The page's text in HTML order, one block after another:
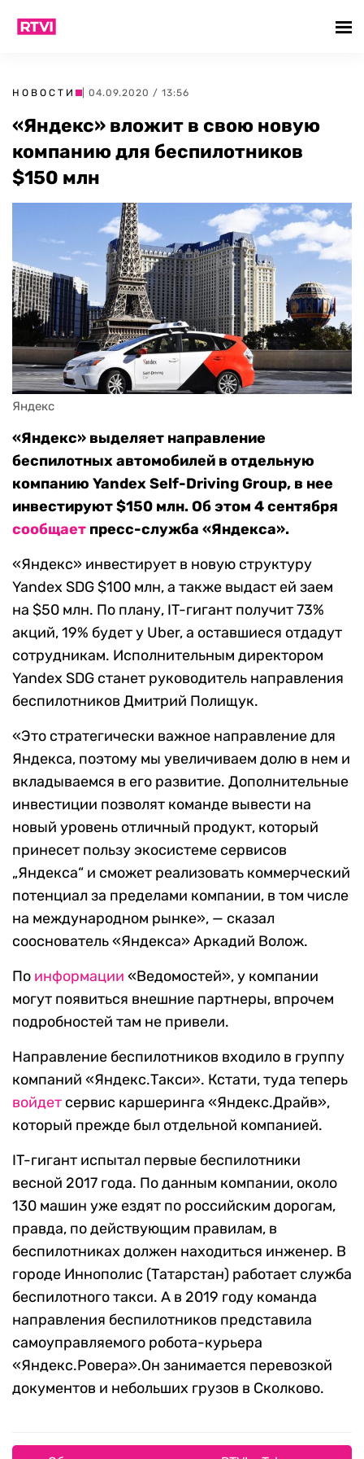
НОВОСТИ | 04.09.2020 / 13:56
«Яндекс» вложит в свою новую
компанию для беспилотников
$150 млн
Яндекс
«Яндекс» выделяет направление
беспилотных автомобилей в отдельную
компанию Yandex Self-Driving Group, в нее
инвестируют $150 млн. Об этом 4 сентября
сообщает пресс-служба «Яндекса».
«Яндекс» инвестирует в новую структуру
Yandex SDG $100 млн, а также выдаст ей заем
на $50 млн. По плану, IT-гигант получит 73%
акций, 19% будет у Uber, а оставшиеся отдадут
сотрудникам. Исполнительным директором
Yandex SDG станет руководитель направления
беспилотников Дмитрий Полищук.
«Это стратегически важное направление для
Яндекса, поэтому мы увеличиваем долю в нем и
вкладываемся в его развитие. Дополнительные
инвестиции позволят команде вывести на
новый уровень отличный продукт, который
принесет пользу экосистеме сервисов
„Яндекса“ и сможет реализовать коммерческий
потенциал за пределами компании, в том числе
на международном рынке», — сказал
сооснователь «Яндекса» Аркадий Волож.
По информации «Ведомостей», у компании
могут появиться внешние партнеры, впрочем
подробностей там не привели.
Направление беспилотников входило в группу
компаний «Яндекс.Такси». Кстати, туда теперь
войдет сервис каршеринга «Яндекс.Драйв»,
который прежде был отдельной компанией.
IT-гигант испытал первые беспилотники
весной 2017 года. По данным компании, около
130 машин уже ездят по российским дорогам,
правда, по действующим правилам, в
беспилотниках должен находиться инженер. В
городе Иннополис (Татарстан) работает служба
беспилотного такси. А в 2019 году команда
направления беспилотников представила
самоуправляемого робота-курьера
«Яндекс.Ровера».Он занимается перевозкой
документов и небольших грузов в Сколково.